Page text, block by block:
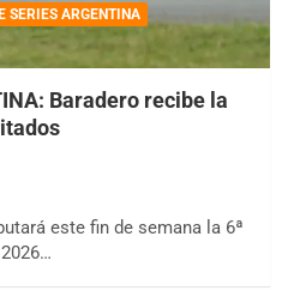
SERIES ARGENTINA
Baradero recibe la
este fin de semana la 6ª